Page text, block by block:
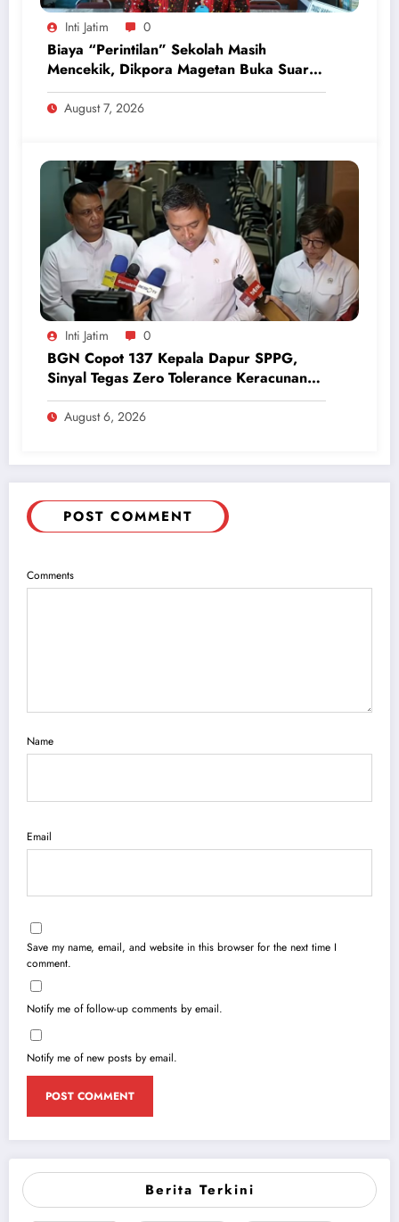
Berita Terkini
Inti Jatim 0
Biaya “Perintilan” Sekolah Masih
Mencekik, Dikpora Magetan Buka Suara
Soal Polemik Seragam dan Modul
August 7, 2026
Inti Jatim 0
BGN Copot 137 Kepala Dapur SPPG,
Sinyal Tegas Zero Tolerance Keracunan
Makanan dan Korupsi
August 6, 2026
POST COMMENT
Comments
Name
Email
Save my name, email, and website in this browser for the next time I
comment.
Notify me of follow-up comments by email.
Notify me of new posts by email.